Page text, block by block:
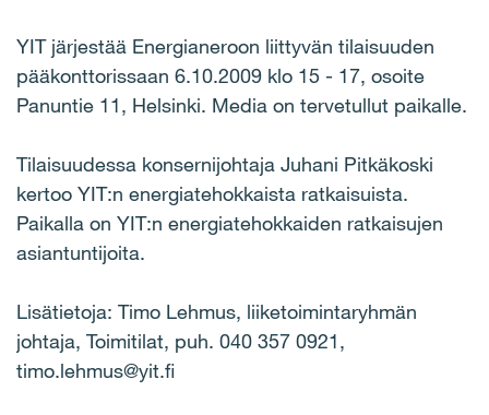
YIT järjestää Energianeroon liittyvän tilaisuuden
pääkonttorissaan 6.10.2009 klo 15 - 17, osoite
Panuntie 11, Helsinki. Media on tervetullut paikalle.
Tilaisuudessa konsernijohtaja Juhani Pitkäkoski
kertoo YIT:n energiatehokkaista ratkaisuista.
Paikalla on YIT:n energiatehokkaiden ratkaisujen
asiantuntijoita.
Lisätietoja: Timo Lehmus, liiketoimintaryhmän
johtaja, Toimitilat, puh. 040 357 0921,
timo.lehmus@yit.fi